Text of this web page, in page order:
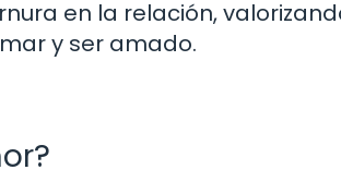
en la relación,
y ser amado.